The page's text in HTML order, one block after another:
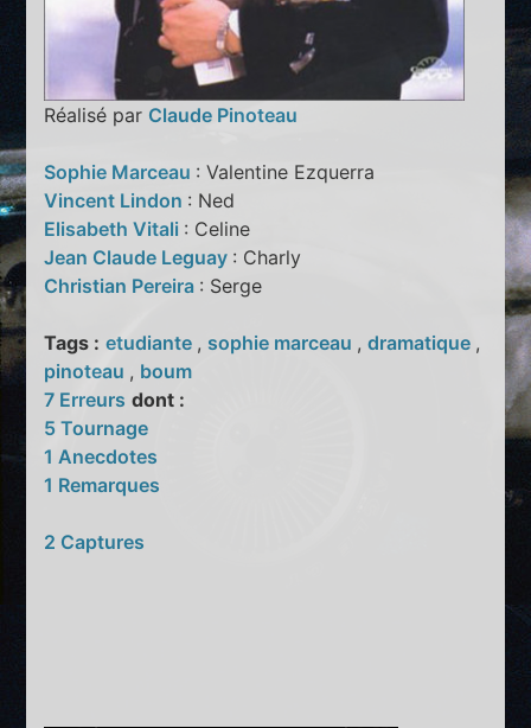
Réalisé par Claude Pinoteau
Sophie Marceau : Valentine Ezquerra
Vincent Lindon : Ned
Elisabeth Vitali : Celine
Jean Claude Leguay : Charly
Christian Pereira : Serge
Tags : etudiante , sophie marceau ,dramatique ,
pinoteau , boum
7 Erreurs dont :
5 Tournage
1 Anecdotes
1 Remarques
2 Captures